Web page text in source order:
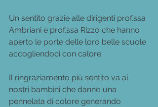
Un sentito grazie alle dirigenti prof.ssa
Ambriani e prof.ssa Rizzo che hanno
aperto le porte delle loro belle scuole
accogliendoci con calore.
Il ringraziamento più sentito va ai
nostri bambini che danno una
pennelata di colore generando